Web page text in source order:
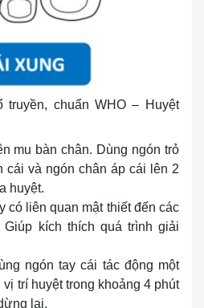
chuẩn WHO – Huyệt
mu bàn chân. Dùng ngón trỏ
cái và ngón chân áp cái lên 2
huyệt.
có liên quan mật thiết đến các
Giúp kích thích quá trình giải
ngón tay cái tác động một
trí huyệt trong khoảng 4 phút
lại.